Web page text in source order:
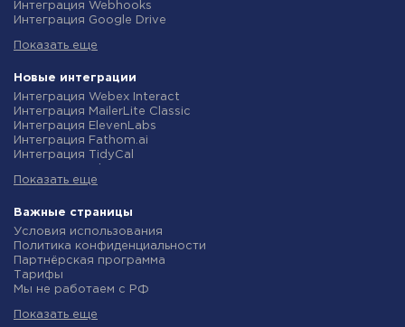
Интеграция Webhooks
Интеграция Google Drive
Интеграция Gmail
Интеграция Новая Почта
Интеграция Binotel
Интеграция OpenAI (ChatGPT)
Интеграция Prom
Интеграция Приват24
Интеграция OLX
Интеграция TurboSMS
Интеграция SendPulse
Интеграция Stream Telecom
Интеграция Google Analytics
Интеграция Creatio
Интеграция Ringostat
Интеграция Google Calendar
Интеграция Airtable
Интеграция RO App
Показать еще
Новые интеграции
Интеграция Webex Interact
Интеграция MailerLite Classic
Интеграция ElevenLabs
Интеграция Fathom.ai
Интеграция TidyCal
Интеграция Gist
Интеграция Straico
Интеграция Rows
Интеграция Firecrawl
Интеграция Binotel SmartCRM
Интеграция Perplexity AI
Интеграция Formbricks
Интеграция Getsitecontrol
Показать еще
Важные страницы
Условия использования
Политика конфиденциальности
Партнёрская программа
Тарифы
Мы не работаем с РФ
Индивидуальная разработка
Показать еще